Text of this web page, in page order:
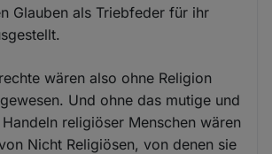
Glauben als Triebfeder für ihr
wären also ohne Religion
Und ohne das mutige und
religiöser Menschen wären
Nicht Religiösen, von denen sie